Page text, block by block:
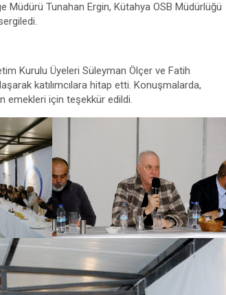
Müdürü Tunahan Ergin, Kütahya OSB Müdürlüğü
Kurulu Üyeleri Süleyman Ölçer ve Fatih
katılımcılara hitap etti. Konuşmalarda,
emekleri için teşekkür edildi.